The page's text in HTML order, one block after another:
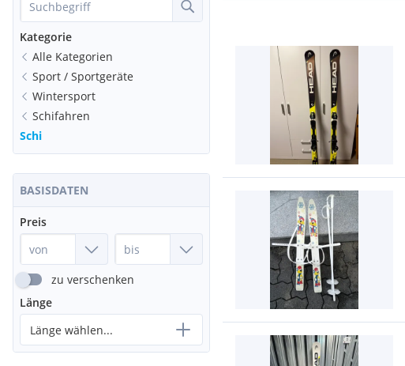
Kategorie
Alle Kategorien
Sport / Sportgeräte
Wintersport
Schifahren
Schi
BASISDATEN
Preis
zu verschenken
Länge
Länge wählen...